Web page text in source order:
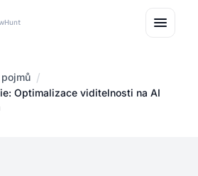
/
Optimalizace viditelnosti na AI